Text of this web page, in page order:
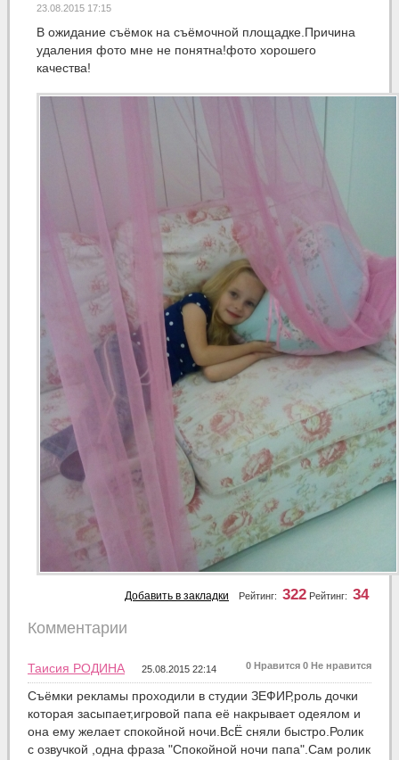
23.08.2015 17:15
В ожидание съёмок на съёмочной площадке.Причина
удаления фото мне не понятна!фото хорошего
качества!
Рейтинг: 34
Рейтинг: 322
Добавить в закладки
Комментарии
0 Нравится 0 Не нравится
Таисия РОДИНА 25.08.2015 22:14
Съёмки рекламы проходили в студии ЗЕФИР,роль дочки
которая засыпает,игровой папа её накрывает одеялом и
она ему желает спокойной ночи.ВсЁ сняли быстро.Ролик
с озвучкой ,одна фраза "Спокойной ночи папа".Сам ролик